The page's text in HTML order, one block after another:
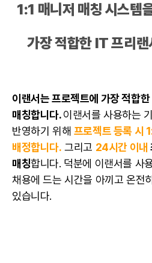
1:1 매니저 매칭 시스템
가장 적합한 IT 프리랜
이랜서는 프로젝트에 가장 적합한
매칭합니다.이랜서를 사용하는
반영하기 위해 프로젝트 등록 시
배정합니다. 그리고 24시간 이내
매칭합니다. 덕분에 이랜서를 사
채용에 드는 시간을 아끼고 온전
있습니다.